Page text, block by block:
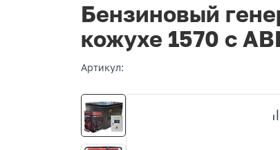
Бензиновый
кожухе 1570 с
Артикул: